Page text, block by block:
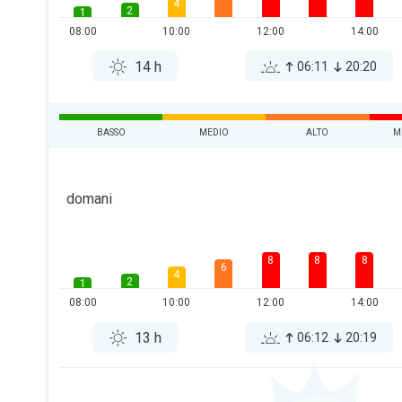
1
08:00
2
4
10:00 12:00 14:00
14 h 06:11 20:20
BASSO MEDIO ALTO
domani
1
08:00
2
4
10:00
6
8
12:00
8 8
14:00
13 h 06:12 20:19